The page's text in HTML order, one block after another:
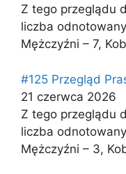
Z tego przeglądu
liczba
Mężczyźni – 7,
#125 Przegląd
21 czerwca 2026
Z tego przeglądu
liczba
Mężczyźni – 3,